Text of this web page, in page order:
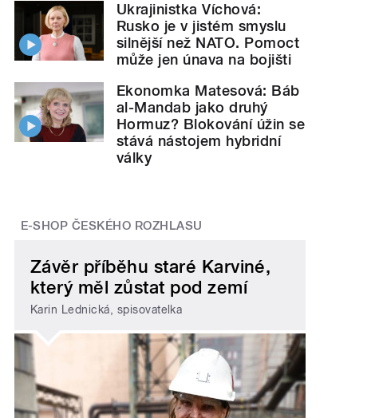
Ukrajinistka Víchová:
Rusko je v jistém smyslu
silnější než NATO. Pomoct
může jen únava na bojišti
Ekonomka Matesová: Báb
al-Mandab jako druhý
Hormuz? Blokování úžin se
stává nástojem hybridní
války
E-SHOP ČESKÉHO ROZHLASU
Závěr příběhu staré Karviné,
který měl zůstat pod zemí
Karin Lednická, spisovatelka